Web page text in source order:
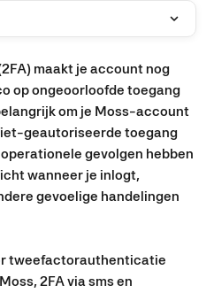
maakt je account nog
op ongeoorloofde toegang
om je Moss-account
geautoriseerde toegang
gevolgen hebben
wanneer je inlogt,
gevoelige handelingen
tweefactorauthenticatie
2FA via sms en